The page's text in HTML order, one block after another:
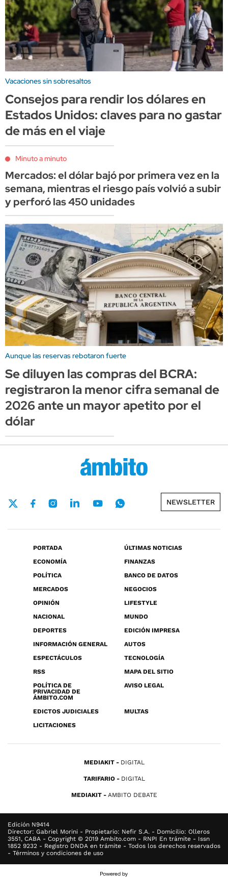
Vacaciones sin sobresaltos
Consejos para rendir los dólares en
Estados Unidos: claves para no gastar
de más en el viaje
Minuto a minuto
Mercados: el dólar bajó por primera vez en la
semana, mientras el riesgo país volvió a subir
y perforó las 450 unidades
Aunque las reservas rebotaron fuerte
Se diluyen las compras del BCRA:
registraron la menor cifra semanal de
2026 ante un mayor apetito por el
dólar
NEWSLETTER
PORTADA
ÚLTIMAS NOTICIAS
ECONOMÍA
FINANZAS
POLÍTICA
BANCO DE DATOS
MERCADOS
NEGOCIOS
OPINIÓN
LIFESTYLE
NACIONAL
MUNDO
DEPORTES
EDICIÓN IMPRESA
INFORMACIÓN GENERAL
AUTOS
ESPECTÁCULOS
TECNOLOGÍA
RSS
MAPA DEL SITIO
POLÍTICA DE
PRIVACIDAD DE
ÁMBITO.COM
AVISO LEGAL
EDICTOS JUDICIALES
MULTAS
LICITACIONES
MEDIAKIT DIGITAL
TARIFARIO DIGITAL
MEDIAKIT AMBITO DEBATE
Edición N9414
Director: Gabriel Morini - Propietario: Nefir S.A. - Domicilio: Olleros
3551, CABA - Copyright © 2019 Ambito.com - RNPI En trámite - Issn
1852 9232 - Registro DNDA en trámite - Todos los derechos reservados
- Términos y condiciones de uso